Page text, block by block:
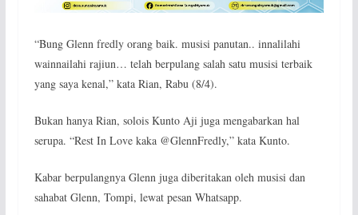
“Bung Glenn fredly orang baik. musisi panutan.. innalilahi
wainnailahi rajiun… telah berpulang salah satu musisi terbaik
yang saya kenal,” kata Rian, Rabu (8/4).
Bukan hanya Rian, solois Kunto Aji juga mengabarkan hal
serupa. “Rest In Love kaka @GlennFredly,” kata Kunto.
Kabar berpulangnya Glenn juga diberitakan oleh musisi dan
sahabat Glenn, Tompi, lewat pesan Whatsapp.